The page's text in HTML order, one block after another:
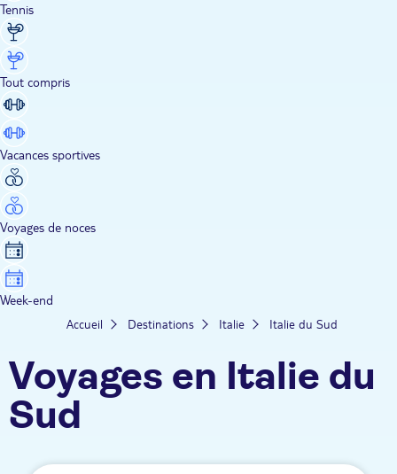
Tennis
Tout compris
Vacances sportives
Voyages de noces
Week-end
Accueil Destinations Italie Italie du Sud
Voyages en Italie du
Sud